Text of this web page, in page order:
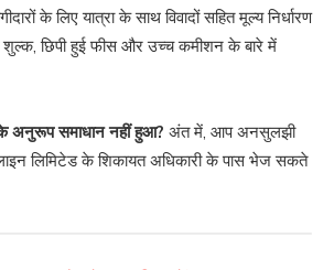
के लिए यात्रा के साथ विवादों सहित मूल्य निर्धारण
शुल्क, छिपी हुई फीस और उच्च कमीशन के बारे में
अनुरूप समाधान नहीं हुआ? अंत में, आप अनसुलझी
लिमिटेड के शिकायत अधिकारी के पास भेज सकते